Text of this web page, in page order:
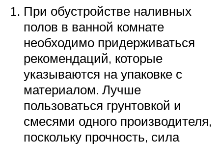
При обустройстве наливных
полов в ванной комнате
необходимо придерживаться
рекомендаций, которые
указываются на упаковке с
материалом. Лучше
пользоваться грунтовкой и
смесями одного производителя,
поскольку прочность, сила